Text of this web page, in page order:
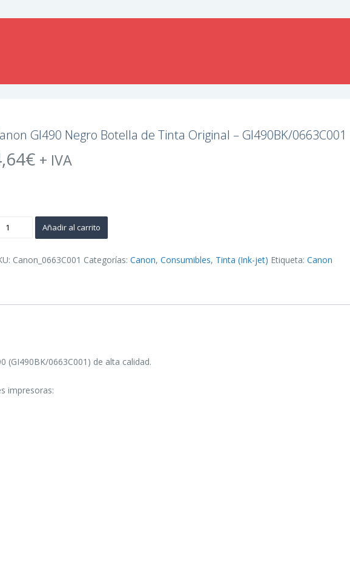
GI490 Negro Botella de Tinta Original – GI490BK/0663C001
€ + IVA
Añadir al carrito
Canon_0663C001 Categorías:Canon,Consumibles, Tinta (Ink-jet) Etiqueta:Canon
(GI490BK/0663C001) de alta calidad.
impresoras: